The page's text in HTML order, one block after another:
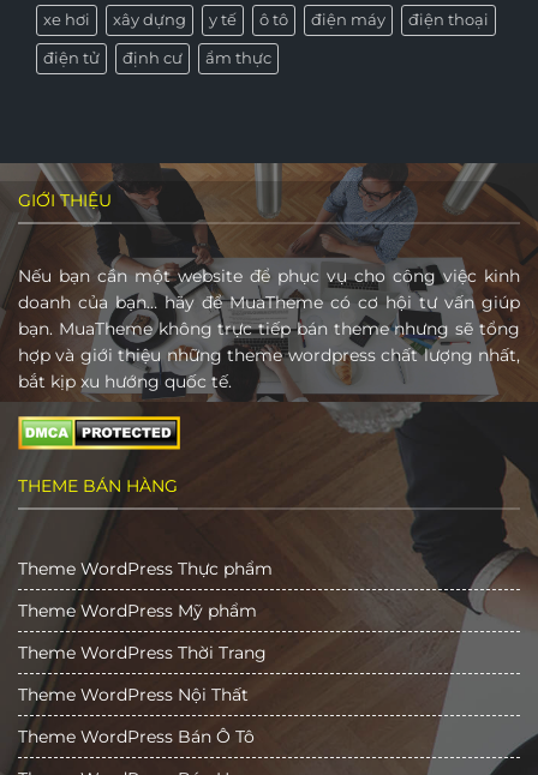
xe hơi xây dựng y tế ô tô điện máy điện thoại
điện tử định cư ẩm thực
GIỚI THIỆU
Nếu bạn cần một website để phục vụ cho công việc kinh
doanh của bạn… hãy để MuaTheme có cơ hội tư vấn giúp
bạn. MuaTheme không trực tiếp bán theme nhưng sẽ tổng
hợp và giới thiệu những theme wordpress chất lượng nhất,
bắt kịp xu hướng quốc tế.
THEME BÁN HÀNG
Theme WordPress Thực phẩm
Theme WordPress Mỹ phẩm
Theme WordPress Thời Trang
Theme WordPress Nội Thất
Theme WordPress Bán Ô Tô